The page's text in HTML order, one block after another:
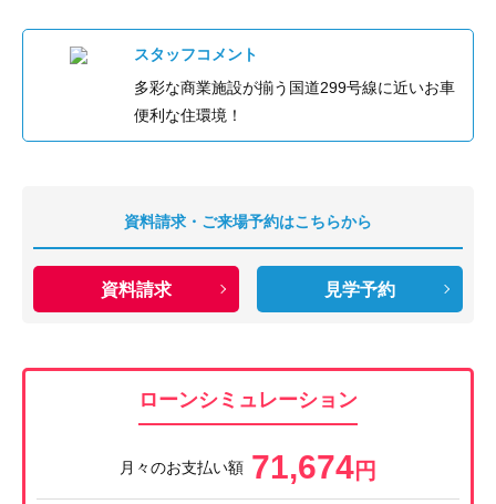
スタッフコメント
多彩な商業施設が揃う国道299号線に近いお車
便利な住環境！
資料請求・ご来場予約はこちらから
資料請求 見学予約
ローンシミュレーション
月々のお支払い額 71,674円